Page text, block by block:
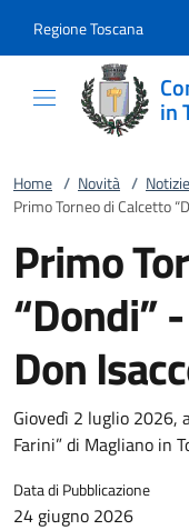
Regione Toscana
in
Home / Novità / Notizie
Primo Torneo di Calcetto
Primo
“Dondi”
Don
Giovedì 2 luglio 2026,
Farini” di Magliano in
Data di Pubblicazione
24 giugno 2026